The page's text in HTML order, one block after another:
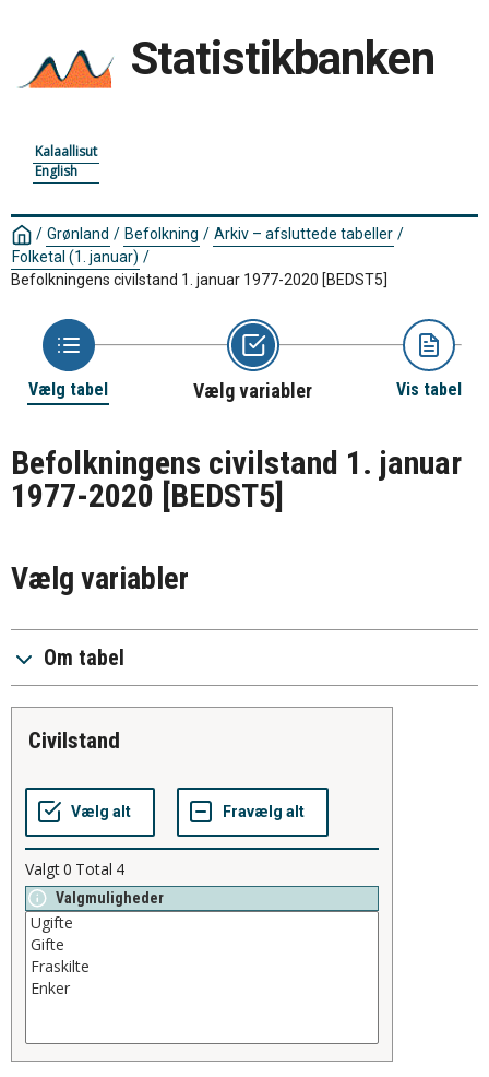
Statistikbanken
Kalaallisut
English
/ Grønland / Befolkning / Arkiv – afsluttede tabeller /
Folketal (1. januar) /
Befolkningens civilstand 1. januar 1977-2020 [BEDST5]
Vælg tabel Vælg variabler Vis tabel
Befolkningens civilstand 1. januar
1977-2020 [BEDST5]
Vælg variabler
Om tabel
civilstand
Valgt0 Total 4
Valgmuligheder